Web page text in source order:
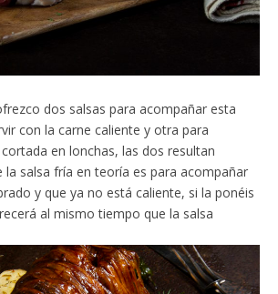
dos salsas para acompañar esta
con la carne caliente y otra para
en lonchas, las dos resultan
la salsa fría en teoría es para acompañar
y que ya no está caliente, si la ponéis
al mismo tiempo que la salsa